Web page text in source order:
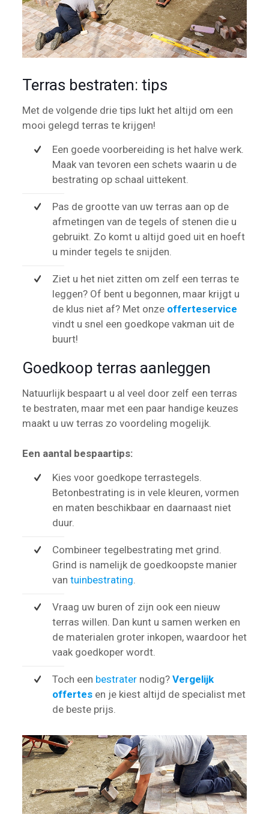
Terras bestraten: tips
Met de volgende drie tips lukt het altijd om een
mooi gelegd terras te krijgen!
Een goede voorbereiding is het halve werk.
Maak van tevoren een schets waarin u de
bestrating op schaal uittekent.
Pas de grootte van uw terras aan op de
afmetingen van de tegels of stenen die u
gebruikt. Zo komt u altijd goed uit en hoeft
u minder tegels te snijden.
Ziet u het niet zitten om zelf een terras te
leggen? Of bent u begonnen, maar krijgt u
de klus niet af? Met onze offerteservice
vindt u snel een goedkope vakman uit de
buurt!
Goedkoop terras aanleggen
Natuurlijk bespaart u al veel door zelf een terras
te bestraten, maar met een paar handige keuzes
maakt u uw terras zo voordeling mogelijk.
Een aantal bespaartips:
Kies voor goedkope terrastegels.
Betonbestrating is in vele kleuren, vormen
en maten beschikbaar en daarnaast niet
duur.
Combineer tegelbestrating met grind.
Grind is namelijk de goedkoopste manier
van tuinbestrating.
Vraag uw buren of zijn ook een nieuw
terras willen. Dan kunt u samen werken en
de materialen groter inkopen, waardoor het
vaak goedkoper wordt.
Toch een bestraternodig? Vergelijk
offertesen je kiest altijd de specialist met
de beste prijs.